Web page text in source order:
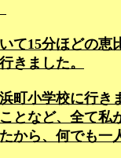
て15分ほどの
きました。
町小学校に行き
となど、全て私
から、何でも一